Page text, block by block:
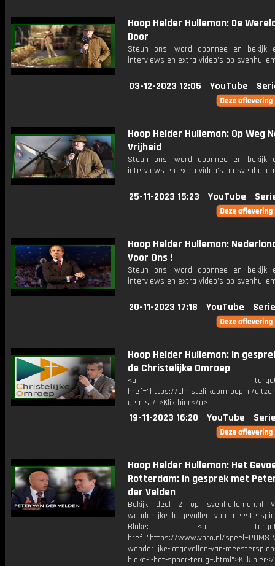
Hoop Helder Hulleman: De
Door
Steun ons: word abonnee en bekijk
interviews en extra video’s op
03-12-2023 12:05 YouTube
Hoop Helder Hulleman: Op Weg
Vrijheid
Steun ons: word abonnee en bekijk
interviews en extra video’s op
25-11-2023 15:23 YouTube
Hoop Helder Hulleman:
Voor Ons !
Steun ons: word abonnee en bekijk
interviews en extra video’s op
20-11-2023 17:18 YouTube
Hoop Helder Hulleman: In
de Christelijke Omroep
<a
href="https://christelijkeomroep.nl/
gemist/">Klik hier</a>
19-11-2023 16:20 YouTube
Hoop Helder Hulleman: Het
Rotterdam: in gesprek met
der Velden
Bekijk deel 2 op svenhulleman.nl
wonderlijke lotgevallen van
Blake: <a
href="https://www.vpro.nl/
wonderlijke-lotgevallen-van-
blake-1-het-spoor-terug~.html">Klik